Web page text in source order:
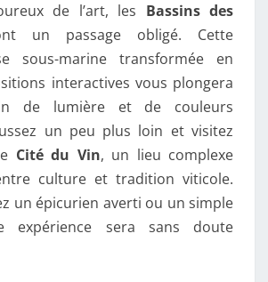
de l’art, les Bassins des
un passage obligé. Cette
sous-marine transformée en
interactives vous plongera
de lumière et de couleurs
un peu plus loin et visitez
Cité du Vin, un lieu complexe
culture et tradition viticole.
un épicurien averti ou un simple
expérience sera sans doute